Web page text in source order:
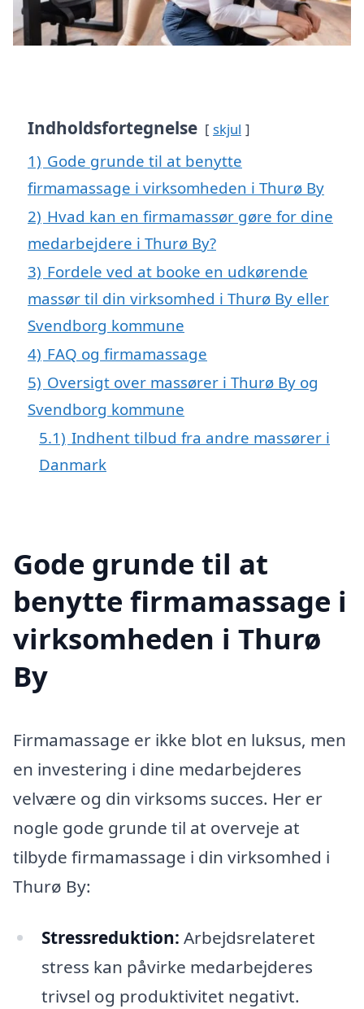
Indholdsfortegnelse skjul
1) Gode grunde til at benytte
firmamassage i virksomheden i Thurø By
2) Hvad kan en firmamassør gøre for dine
medarbejdere i Thurø By?
3) Fordele ved at booke en udkørende
massør til din virksomhed i Thurø By eller
Svendborg kommune
4) FAQ og firmamassage
5) Oversigt over massører i Thurø By og
Svendborg kommune
5.1) Indhent tilbud fra andre massører i
Danmark
Gode grunde til at
benytte firmamassage i
virksomheden i Thurø
By
Firmamassage er ikke blot en luksus, men
en investering i dine medarbejderes
velvære og din virksoms succes. Her er
nogle gode grunde til at overveje at
tilbyde firmamassage i din virksomhed i
Thurø By:
Stressreduktion: Arbejdsrelateret
stress kan påvirke medarbejderes
trivsel og produktivitet negativt.